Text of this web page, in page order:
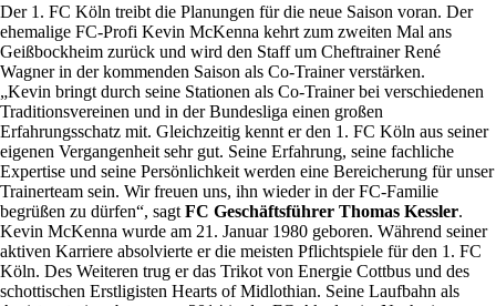
Der 1. FC Köln treibt die Planungen für die neue Saison voran. Der
ehemalige FC-Profi Kevin McKenna kehrt zum zweiten Mal ans
Geißbockheim zurück und wird den Staff um Cheftrainer René
Wagner in der kommenden Saison als Co-Trainer verstärken.
„Kevin bringt durch seine Stationen als Co-Trainer bei verschiedenen
Traditionsvereinen und in der Bundesliga einen großen
Erfahrungsschatz mit. Gleichzeitig kennt er den 1. FC Köln aus seiner
eigenen Vergangenheit sehr gut. Seine Erfahrung, seine fachliche
Expertise und seine Persönlichkeit werden eine Bereicherung für unser
Trainerteam sein. Wir freuen uns, ihn wieder in der FC-Familie
begrüßen zu dürfen“, sagt FC Geschäftsführer Thomas Kessler.
Kevin McKenna wurde am 21. Januar 1980 geboren. Während seiner
aktiven Karriere absolvierte er die meisten Pflichtspiele für den 1. FC
Köln. Des Weiteren trug er das Trikot von Energie Cottbus und des
schottischen Erstligisten Hearts of Midlothian. Seine Laufbahn als